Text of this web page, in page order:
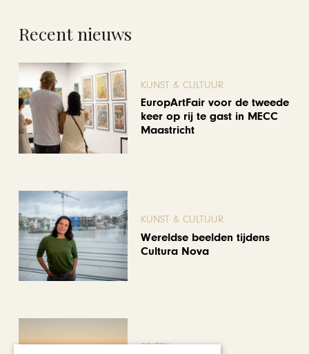
Recent nieuws
KUNST & CULTUUR
EuropArtFair voor de tweede
keer op rij te gast in MECC
Maastricht
KUNST & CULTUUR
Wereldse beelden tijdens
Cultura Nova
REIZEN